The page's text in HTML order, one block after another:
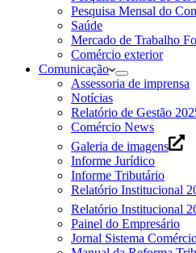
Pesquisa Mensal do
Saúde
Mercado de Trabalho
Comércio exterior
Comunicação
Assessoria de imprensa
Notícias
Relatório de Gestão
Comércio News
Galeria de imagens
Informe Jurídico
Informe Tributário
Relatório Institucional
Relatório Institucional
Painel do Empresário
Jornal Sistema